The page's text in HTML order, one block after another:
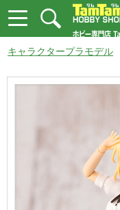
キャラクタープラモデル